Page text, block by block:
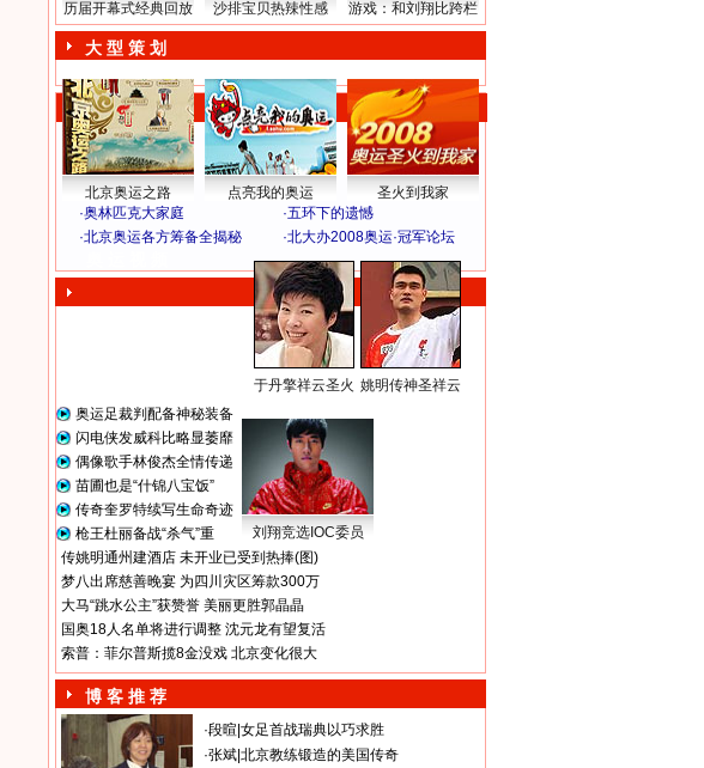
历届开幕式经典回放 沙排宝贝热辣性感 游戏：和刘翔比跨栏
大 型 策 划
北京奥运之路 点亮我的奥运
圣火到我家
·奥林匹克大家庭 ·五环下的遗憾
·北京奥运各方筹备全揭秘 ·北大办2008奥运·冠军论坛
于丹擎祥云圣火 姚明传神圣祥云
奥运足裁判配备神秘装备
闪电侠发威科比略显萎靡
偶像歌手林俊杰全情传递
苗圃也是“什锦八宝饭”
传奇奎罗特续写生命奇迹
枪王杜丽备战“杀气”重
刘翔竞选IOC委员
传姚明通州建酒店 未开业已受到热捧(图)
梦八出席慈善晚宴 为四川灾区筹款300万
大马“跳水公主”获赞誉 美丽更胜郭晶晶
国奥18人名单将进行调整 沈元龙有望复活
索普：菲尔普斯揽8金没戏 北京变化很大
博 客 推 荐
·段暄 女足首战瑞典以巧求胜
·张斌 北京教练锻造的美国传奇